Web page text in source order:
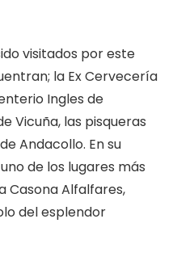
visitados por este
la Ex Cervecería
Ingles de
Vicuña, las pisqueras
Andacollo. En su
de los lugares más
Casona Alfalfares,
del esplendor